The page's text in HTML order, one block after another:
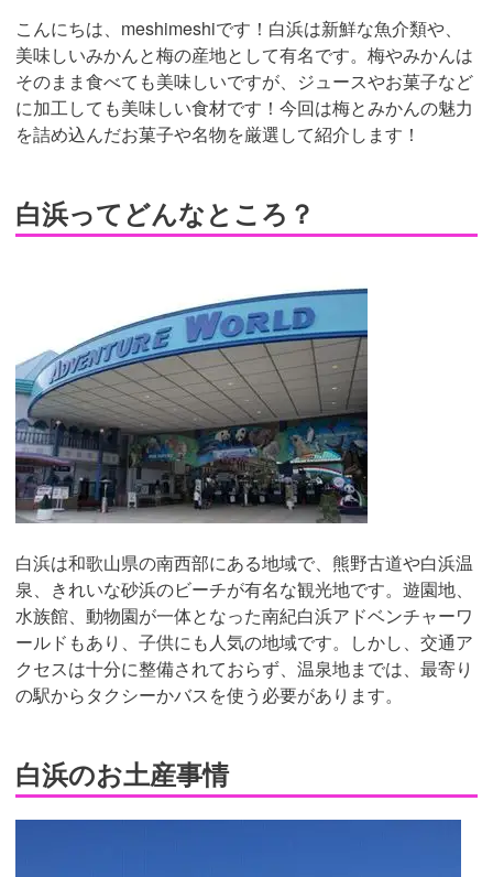
こんにちは、meshimeshiです！白浜は新鮮な魚介類や、
美味しいみかんと梅の産地として有名です。梅やみかんは
そのまま食べても美味しいですが、ジュースやお菓子など
に加工しても美味しい食材です！今回は梅とみかんの魅力
を詰め込んだお菓子や名物を厳選して紹介します！
白浜ってどんなところ？
白浜は和歌山県の南西部にある地域で、熊野古道や白浜温
泉、きれいな砂浜のビーチが有名な観光地です。遊園地、
水族館、動物園が一体となった南紀白浜アドベンチャーワ
ールドもあり、子供にも人気の地域です。しかし、交通ア
クセスは十分に整備されておらず、温泉地までは、最寄り
の駅からタクシーかバスを使う必要があります。
白浜のお土産事情